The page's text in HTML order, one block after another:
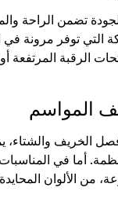
تضمن الراحة
التي توفر مرونة
الرقبة المرتفعة
المواسم
الخريف والشتاء،
أما في
من الألوان